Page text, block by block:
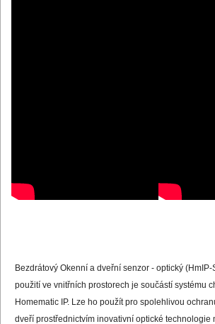
Bezdrátový Okenní a dveřní senzor - optický
použití ve vnitřních prostorech je součástí systému
Homematic IP. Lze ho použít pro spolehlivou
dveří prostřednictvím inovativní optické technologie